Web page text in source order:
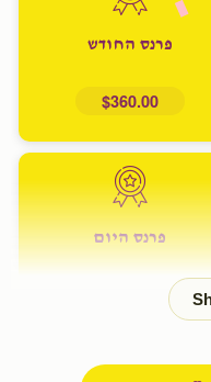
פרנס החודש
$360.00
פרנס היום